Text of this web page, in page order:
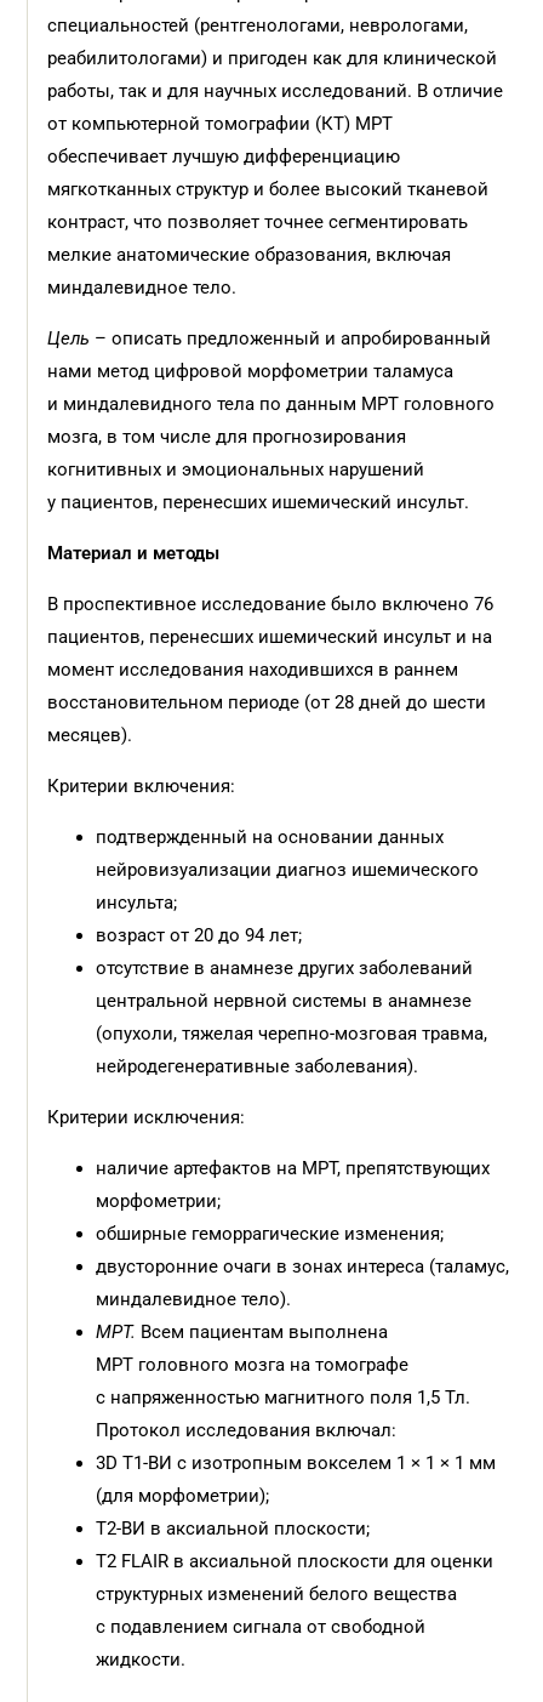
специальностей (рентгенологами, неврологами,
реабилитологами) и пригоден как для клинической
работы, так и для научных исследований. В отличие
от компьютерной томографии (КТ) МРТ
обеспечивает лучшую дифференциацию
мягкотканных структур и более высокий тканевой
контраст, что позволяет точнее сегментировать
мелкие анатомические образования, включая
миндалевидное тело.
Цель – описать предложенный и апробированный
нами метод цифровой морфометрии таламуса
и миндалевидного тела по данным МРТ головного
мозга, в том числе для прогнозирования
когнитивных и эмоциональных нарушений
у пациентов, перенесших ишемический инсульт.
Материал и методы
В проспективное исследование было включено 76
пациентов, перенесших ишемический инсульт и на
момент исследования находившихся в раннем
восстановительном периоде (от 28 дней до шести
месяцев).
Критерии включения:
подтвержденный на основании данных
нейровизуализации диагноз ишемического
инсульта;
возраст от 20 до 94 лет;
отсутствие в анамнезе других заболеваний
центральной нервной системы в анамнезе
(опухоли, тяжелая черепно-мозговая травма,
нейродегенеративные заболевания).
Критерии исключения:
наличие артефактов на МРТ, препятствующих
морфометрии;
обширные геморрагические изменения;
двусторонние очаги в зонах интереса (таламус,
миндалевидное тело).
МРТ. Всем пациентам выполнена
МРТ головного мозга на томографе
с напряженностью магнитного поля 1,5 Тл.
Протокол исследования включал:
3D T1-ВИ с изотропным вокселем 1 × 1 × 1 мм
(для морфометрии);
T2-ВИ в аксиальной плоскости;
Т2 FLAIR в аксиальной плоскости для оценки
структурных изменений белого вещества
с подавлением сигнала от свободной
жидкости.